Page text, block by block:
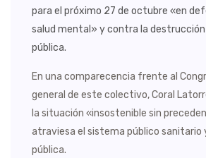
para el próximo 27 de octubre «en
salud mental» y contra la destrucción
pública.
En una comparecencia frente al
general de este colectivo, Coral
la situación «insostenible sin
atraviesa el sistema público sanitario
pública.